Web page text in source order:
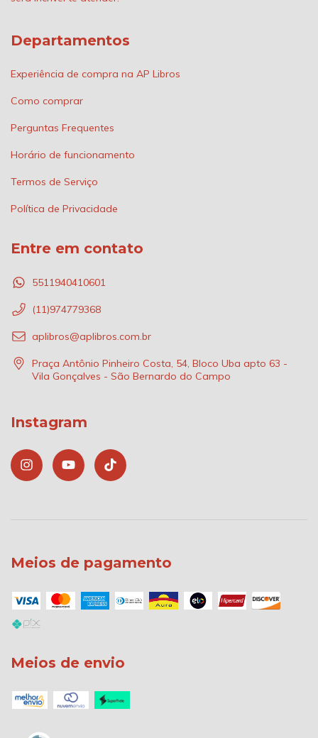
Departamentos
Experiência de compra na AP Libros
Como comprar
Perguntas Frequentes
Horário de funcionamento
Termos de Serviço
Política de Privacidade
Entre em contato
5511940410601
(11)974779368
aplibros@aplibros.com.br
Praça Antônio Pinheiro Costa, 54, Bloco Uba apto 63 -
Vila Gonçalves - São Bernardo do Campo
Instagram
Meios de pagamento
Meios de envio